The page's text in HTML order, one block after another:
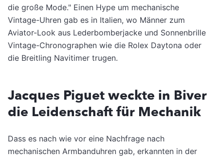
die große Mode." Einen Hype um mechanische
Vintage-Uhren gab es in Italien, wo Männer zum
Aviator-Look aus Lederbomberjacke und Sonnenbrille
Vintage-Chronographen wie die Rolex Daytona oder
die Breitling Navitimer trugen.
Jacques Piguet weckte in Biver
die Leidenschaft für Mechanik
Dass es nach wie vor eine Nachfrage nach
mechanischen Armbanduhren gab, erkannten in der